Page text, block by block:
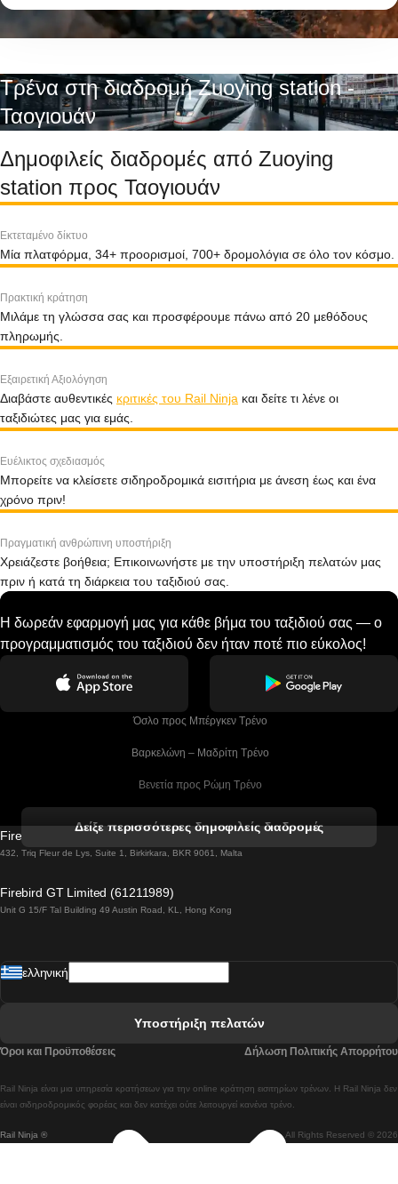
Τρένα στη διαδρομή Zuoying station -
Ταογιουάν
Δημοφιλείς διαδρομές από Zuoying
station προς Ταογιουάν
Εκτεταμένο δίκτυο
Μία πλατφόρμα, 34+ προορισμοί, 700+ δρομολόγια σε όλο τον κόσμο.
Πρακτική κράτηση
Μιλάμε τη γλώσσα σας και προσφέρουμε πάνω από 20 μεθόδους
πληρωμής.
Εξαιρετική Αξιολόγηση
Διαβάστε αυθεντικές κριτικές του Rail Ninja και δείτε τι λένε οι
ταξιδιώτες μας για εμάς.
Ευέλικτος σχεδιασμός
Μπορείτε να κλείσετε σιδηροδρομικά εισιτήρια με άνεση έως και ένα
χρόνο πριν!
Πραγματική ανθρώπινη υποστήριξη
Χρειάζεστε βοήθεια; Επικοινωνήστε με την υποστήριξη πελατών μας
πριν ή κατά τη διάρκεια του ταξιδιού σας.
Η δωρεάν εφαρμογή μας για κάθε βήμα του ταξιδιού σας — ο
προγραμματισμός του ταξιδιού δεν ήταν ποτέ πιο εύκολος!
Όσλο προς Μπέργκεν Tρένο
Βαρκελώνη – Μαδρίτη Tρένο
Βενετία προς Ρώμη Τρένο
Βιέννη προς Σάλτσμπουργκ Τρένα
Βουδαπέστη προς Πράγα Tρένο
Λισαβόνα προς Λάγος Tρένο
Λισαβόνα προς Μαδρίτη Τρένα
Δείξε περισσότερες δημοφιλείς διαδρομές
Firebird GT Limited (OC 1451)
432, Triq Fleur de Lys, Suite 1, Birkirkara, BKR 9061, Malta
Firebird GT Limited (61211989)
Unit G 15/F Tal Building 49 Austin Road, KL, Hong Kong
Rail Ninja ® All Rights Reserved © 2026
Rail Ninja είναι μια υπηρεσία κρατήσεων για την online κράτηση εισιτηρίων τρένων. Η Rail Ninja δεν
είναι σιδηροδρομικός φορέας και δεν κατέχει ούτε λειτουργεί κανένα τρένο.
ελληνική
Υποστήριξη πελατών
Όροι και Προϋποθέσεις Δήλωση Πολιτικής Απορρήτου